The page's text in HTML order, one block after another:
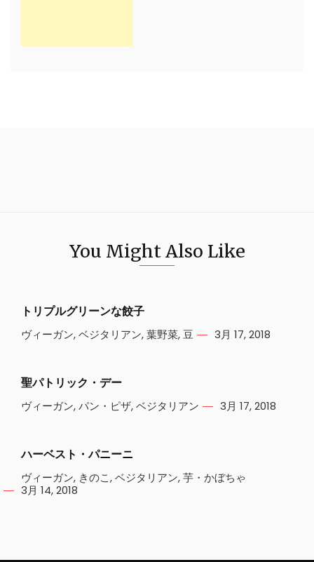
You Might Also Like
トリプルグリーンな餃子
ヴィーガン,ベジタリアン,葉野菜,豆 3月 17, 2018
聖パトリック・デー
ヴィーガン,パン・ピザ,ベジタリアン 3月 17, 2018
ハーベスト・パニーニ
ヴィーガン, きのこ,ベジタリアン,芋・かぼちゃ
3月 14, 2018